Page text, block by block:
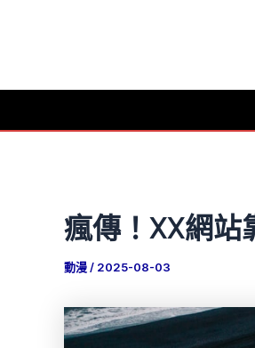
要
瘋傳！XX網站
動漫/ 2025-08-03